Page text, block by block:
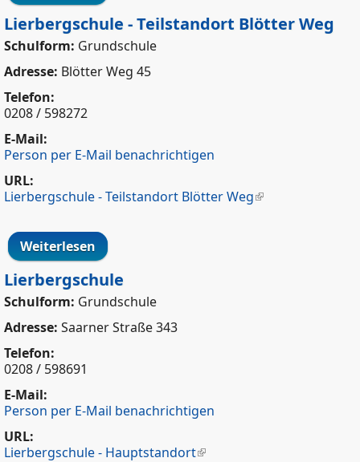
Lierbergschule - Teilstandort Blötter Weg
Schulform: Grundschule
Adresse: Blötter Weg 45
Telefon:
0208 / 598272
E-Mail:
Person per E-Mail benachrichtigen
URL:
Lierbergschule - Teilstandort Blötter Weg
Weiterlesen über Lierbergschule - Teilstandort Blötter
Weg
Lierbergschule
Schulform: Grundschule
Adresse: Saarner Straße 343
Telefon:
0208 / 598691
E-Mail:
Person per E-Mail benachrichtigen
URL:
Lierbergschule - Hauptstandort